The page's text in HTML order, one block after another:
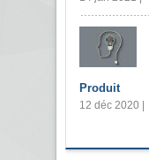
Produit
12 déc 2020 |